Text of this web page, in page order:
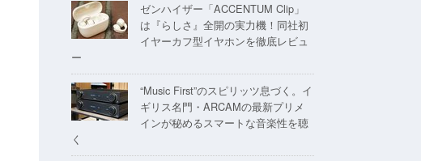
ゼンハイザー「ACCENTUM Clip」
は『らしさ』全開の実力機！同社初
イヤーカフ型イヤホンを徹底レビュ
ー
“Music First”のスピリッツ息づく。イ
ギリス名門・ARCAMの最新プリメ
インが秘めるスマートな音楽性を聴
く